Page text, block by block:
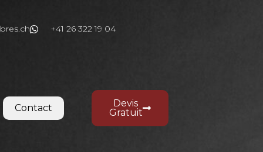
+41 26 322 19 04
Contact
Devis
Gratuit